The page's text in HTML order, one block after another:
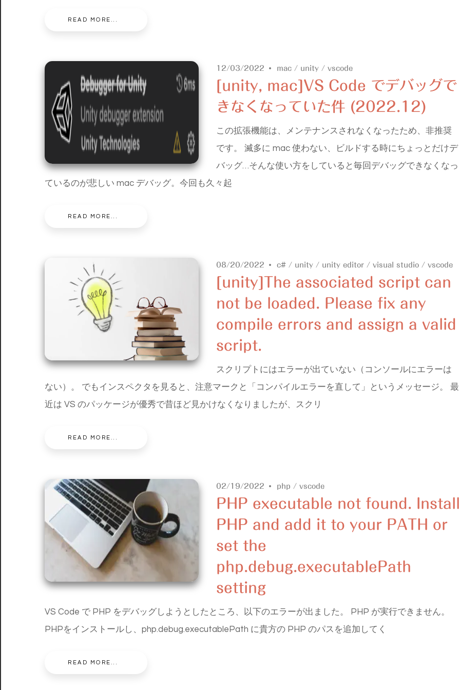
READ MORE...
12/03/2022 mac / unity /vscode
[unity, mac]VS Code でデバッグで
きなくなっていた件 (2022.12)
この拡張機能は、メンテナンスされなくなったため、非推奨
です。 滅多に mac 使わない、ビルドする時にちょっとだけデ
バッグ…そんな使い方をしていると毎回デバッグできなくなっ
ているのが悲しい mac デバッグ。今回も久々起
READ MORE...
08/20/2022 c# / unity / unity editor /visual studio /vscode
[unity]The associated script can
not be loaded. Please fix any
compile errors and assign a valid
script.
スクリプトにはエラーが出ていない（コンソールにエラーは
ない）。 でもインスペクタを見ると、注意マークと「コンパイルエラーを直して」というメッセージ。 最
近は VS のパッケージが優秀で昔ほど見かけなくなりましたが、スクリ
READ MORE...
02/19/2022 php /vscode
PHP executable not found. Install
PHP and add it to your PATH or
set the
php.debug.executablePath
setting
VS Code で PHP をデバッグしようとしたところ、以下のエラーが出ました。 PHP が実行できません。
PHPをインストールし、php.debug.executablePath に貴方の PHP のパスを追加してく
READ MORE...